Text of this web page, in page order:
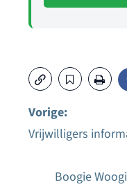
Bericht
navigatie
Vorige:
Vrijwilligers
Boogie